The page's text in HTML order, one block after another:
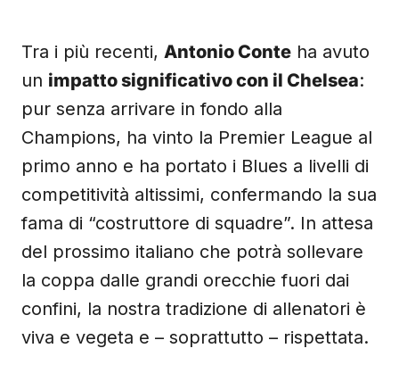
Tra i più recenti, Antonio Conte ha avuto
un impatto significativo con il Chelsea:
pur senza arrivare in fondo alla
Champions, ha vinto la Premier League al
primo anno e ha portato i Blues a livelli di
competitività altissimi, confermando la sua
fama di “costruttore di squadre”. In attesa
del prossimo italiano che potrà sollevare
la coppa dalle grandi orecchie fuori dai
confini, la nostra tradizione di allenatori è
viva e vegeta e – soprattutto – rispettata.